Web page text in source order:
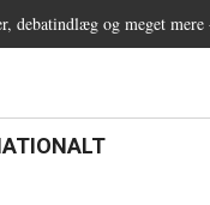
debatindlæg og meget mere